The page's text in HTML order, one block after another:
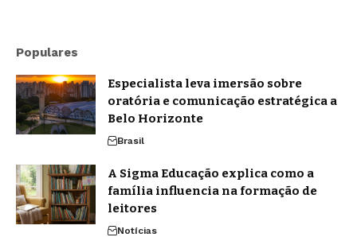
Populares
Especialista leva imersão sobre
oratória e comunicação estratégica a
Belo Horizonte
Brasil
A Sigma Educação explica como a
família influencia na formação de
leitores
Notícias